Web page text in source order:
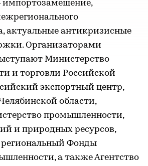
импортозамещение,
актуальные антикризисные
Организаторами
Министерство
и торговли Российской
экспортный центр,
области,
промышленности,
и природных ресурсов,
Фонды
а также Агентство